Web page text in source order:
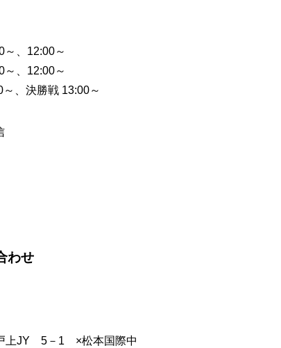
～、12:00～
～、12:00～
、決勝戦 13:00～
わせ
上JY 5－1 ×松本国際中